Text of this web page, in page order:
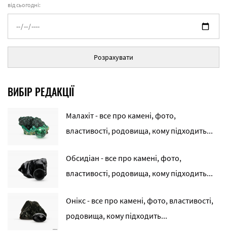
від сьогодні:
Розрахувати
ВИБІР РЕДАКЦІЇ
Малахіт - все про камені, фото,
властивості, родовища, кому підходить...
Обсидіан - все про камені, фото,
властивості, родовища, кому підходить...
Онікс - все про камені, фото, властивості,
родовища, кому підходить...